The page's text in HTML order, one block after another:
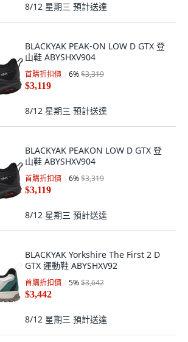
8/12 星期三 預計送達
BLACKYAK PEAK-ON LOW D GTX 登
山鞋 ABYSHXV904
首購折扣價 6%$3,319
$3,119
8/12 星期三 預計送達
BLACKYAK PEAKON LOW D GTX 登
山鞋 ABYSHXV904
首購折扣價 6%$3,319
$3,119
8/12 星期三 預計送達
BLACKYAK Yorkshire The First 2 D
GTX 運動鞋 ABYSHXV92
首購折扣價 5%$3,642
$3,442
8/12 星期三 預計送達